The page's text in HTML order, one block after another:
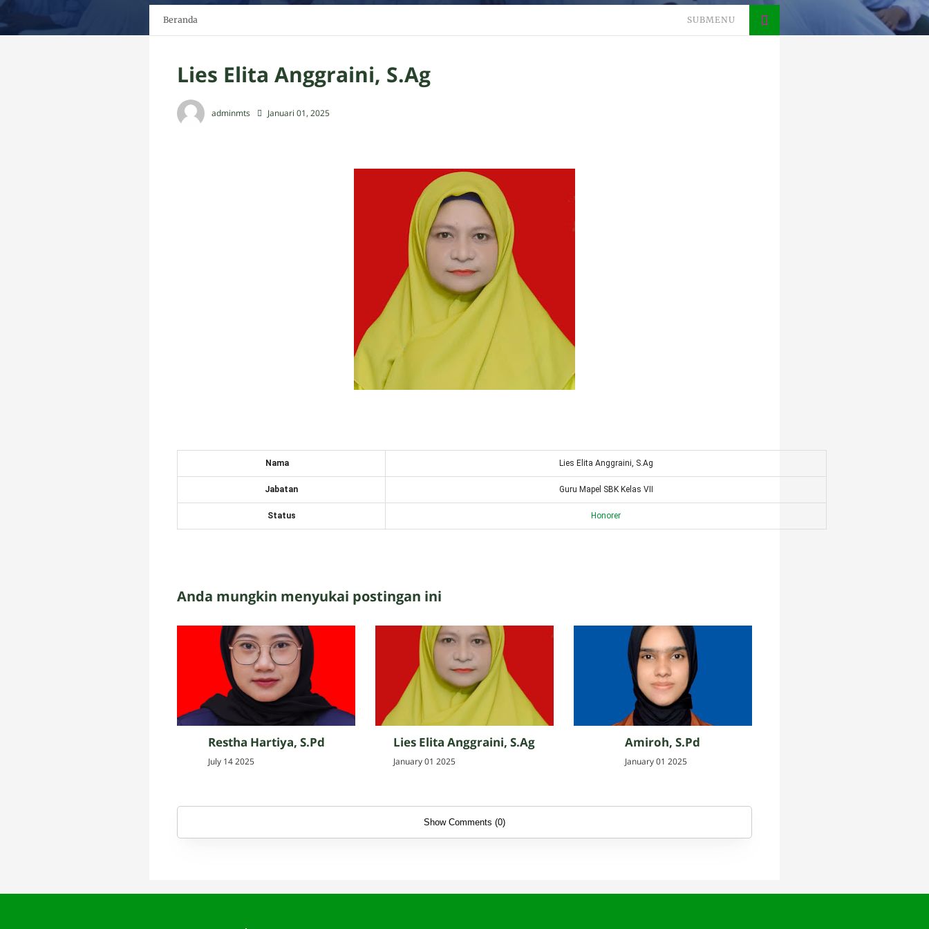
Beranda SUBMENU
Lies Elita Anggraini, S.Ag
adminmts Januari 01, 2025
Nama Lies Elita Anggraini, S.Ag
Jabatan Guru Mapel SBK Kelas VII
Status Honorer
Anda mungkin menyukai postingan ini
Restha Hartiya, S.Pd
July 14 2025
Lies Elita Anggraini, S.Ag
January 01 2025
Amiroh, S.Pd
January 01 2025
Show Comments (0)